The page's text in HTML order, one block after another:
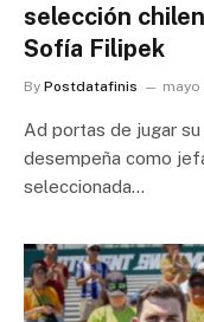
selección
Sofía Filipek
By Postdatafinis mayo
Ad portas de jugar
desempeña como
seleccionada…